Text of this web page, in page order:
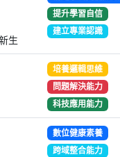
生
提升學習自信
建立專業認識
培養邏輯思維
問題解決能力
科技應用能力
數位健康素養
跨域整合能力